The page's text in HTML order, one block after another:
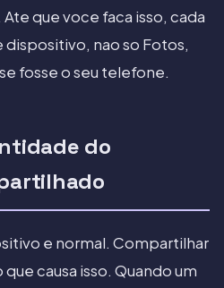
que voce faca isso, cada
nao so Fotos,
fosse o seu telefone.
do
e normal. Compartilhar
causa isso. Quando um